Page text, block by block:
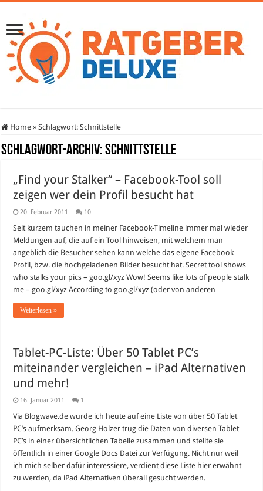
Home » Schlagwort:Schnittstelle
Schlagwort-Archiv:Schnittstelle
„Find your Stalker“ – Facebook-Tool soll
zeigen wer dein Profil besucht hat
20. Februar 2011 10
Seit kurzem tauchen in meiner Facebook-Timeline immer mal wieder
Meldungen auf, die auf ein Tool hinweisen, mit welchem man
angeblich die Besucher sehen kann welche das eigene Facebook
Profil, bzw. die hochgeladenen Bilder besucht hat. Secret tool shows
who stalks your pics – goo.gl/xyz Wow! Seems like lots of people stalk
me – goo.gl/xyz According to goo.gl/xyz (oder von anderen …
Weiterlesen »
Tablet-PC-Liste: Über 50 Tablet PC’s
miteinander vergleichen – iPad Alternativen
und mehr!
16. Januar 2011 1
Via Blogwave.de wurde ich heute auf eine Liste von über 50 Tablet
PC’s aufmerksam. Georg Holzer trug die Daten von diversen Tablet
PC’s in einer übersichtlichen Tabelle zusammen und stellte sie
öffentlich in einer Google Docs Datei zur Verfügung. Nicht nur weil
ich mich selber dafür interessiere, verdient diese Liste hier erwähnt
zu werden, da iPad Alternativen überall gesucht werden. …